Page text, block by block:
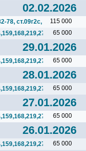
02.02.2026
ст.09г2с, 16,7тн, цена
115 000
65 000
29.01.2026
65 000
28.01.2026
65 000
27.01.2026
65 000
26.01.2026
65 000